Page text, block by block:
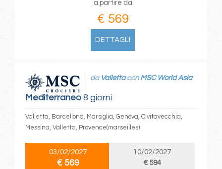
a partire da
€ 569
DETTAGLI
Mediterraneo8 giorni
da Vallettacon MSC World Asia
Valletta, Barcellona, Marsiglia, Genova, Civitavecchia,
Messina, Valletta, Provence(marseilles)
03/02/2027
€ 569
10/02/2027
€ 594